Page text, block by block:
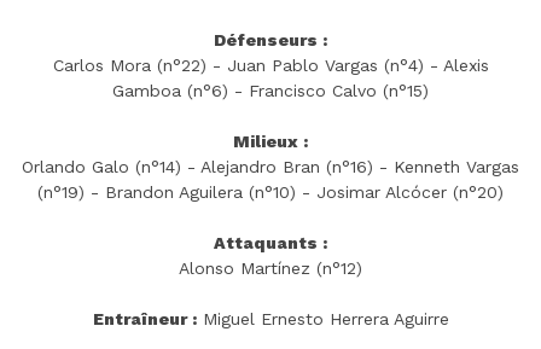
Défenseurs :
Carlos Mora (n°22) - Juan Pablo Vargas (n°4) - Alexis
Gamboa (n°6) - Francisco Calvo (n°15)
Milieux :
Orlando Galo (n°14) - Alejandro Bran (n°16) - Kenneth Vargas
(n°19) - Brandon Aguilera (n°10) - Josimar Alcócer (n°20)
Attaquants :
Alonso Martínez (n°12)
Entraîneur :Miguel Ernesto Herrera Aguirre